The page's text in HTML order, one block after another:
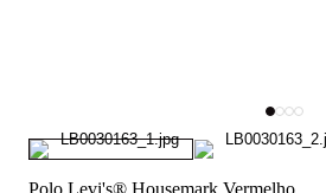
Polo Levi's® Housemark Vermelho